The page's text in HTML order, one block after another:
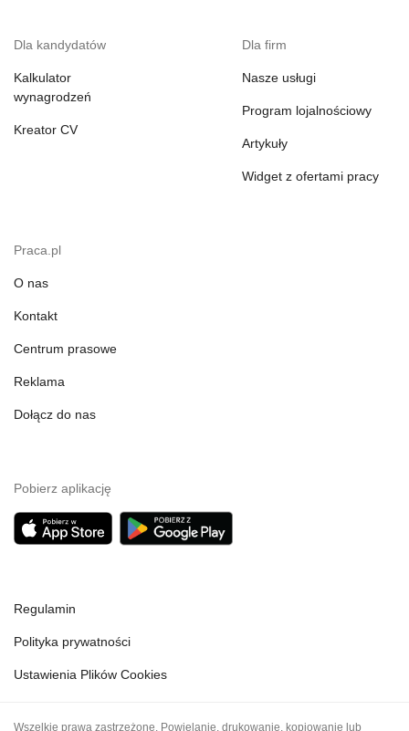
Dla kandydatów
Kalkulator
wynagrodzeń
Kreator CV
Dla firm
Nasze usługi
Program lojalnościowy
Artykuły
Widget z ofertami pracy
Praca.pl
O nas
Kontakt
Centrum prasowe
Reklama
Dołącz do nas
Pobierz aplikację
Regulamin
Polityka prywatności
Ustawienia Plików Cookies
Wszelkie prawa zastrzeżone. Powielanie, drukowanie, kopiowanie lub